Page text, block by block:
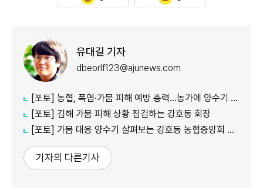
유대길 기자
dbeorlf123@ajunews.com
[포토] 농협, 폭염·가뭄 피해 예방 총력…농가에 양수기 지원
[포토] 김해 가뭄 피해 상황 점검하는 강호동 회장
[포토] 가뭄 대응 양수기 살펴보는 강호동 농협중앙회 회장
기자의 다른기사